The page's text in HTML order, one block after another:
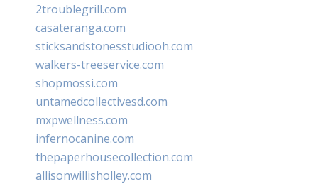
2troublegrill.com
casateranga.com
sticksandstonesstudiooh.com
walkers-treeservice.com
shopmossi.com
untamedcollectivesd.com
mxpwellness.com
infernocanine.com
thepaperhousecollection.com
allisonwillisholley.com